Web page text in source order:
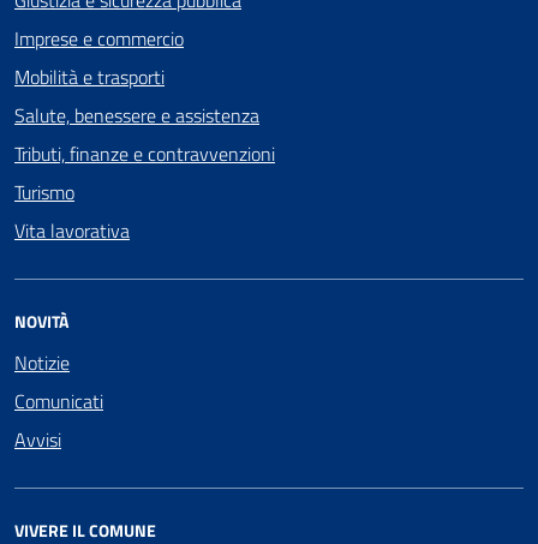
Imprese e commercio
Mobilità e trasporti
Salute, benessere e assistenza
Tributi, finanze e contravvenzioni
Turismo
Vita lavorativa
NOVITÀ
Notizie
Comunicati
Avvisi
VIVERE IL COMUNE